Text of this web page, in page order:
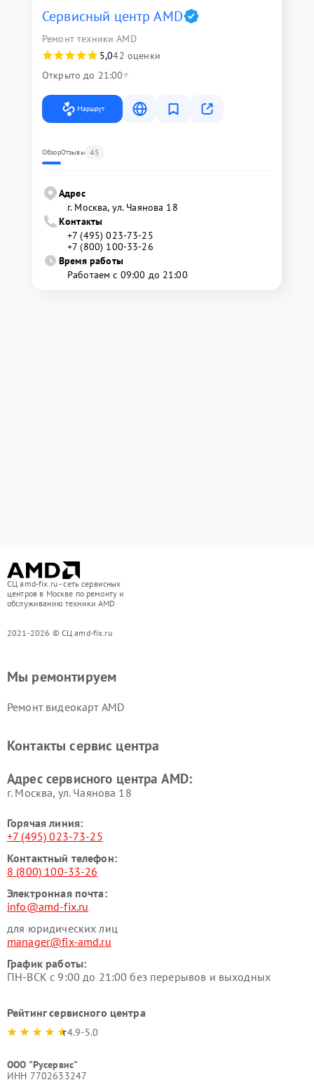
Сервисный центр AMD
Ремонт техники AMD
5,042 оценки
Открыто до 21:00
Маршрут
ОбзорОтзывы 45
Адрес
г. Москва, ул. Чаянова 18
Контакты
+7 (495) 023-73-25
+7 (800) 100-33-26
Время работы
Работаем с 09:00 до 21:00
СЦ amd-fix.ru - сеть сервисных
центров в Москве по ремонту и
обслуживанию техники AMD
2021-2026 © СЦ amd-fix.ru
Мы ремонтируем
Ремонт видеокарт AMD
Контакты сервис центра
Адрес сервисного центра AMD:
г. Москва, ул. Чаянова 18
Горячая линия:
+7 (495) 023-73-25
Контактный телефон:
8 (800) 100-33-26
Электронная почта:
info@amd-fix.ru
для юридических лиц
manager@fix-amd.ru
График работы:
ПН-ВСК с 9:00 до 21:00 без перерывов и выходных
Рейтинг сервисного центра
4.9-5.0
ООО "Русервис"
ИНН 7702633247